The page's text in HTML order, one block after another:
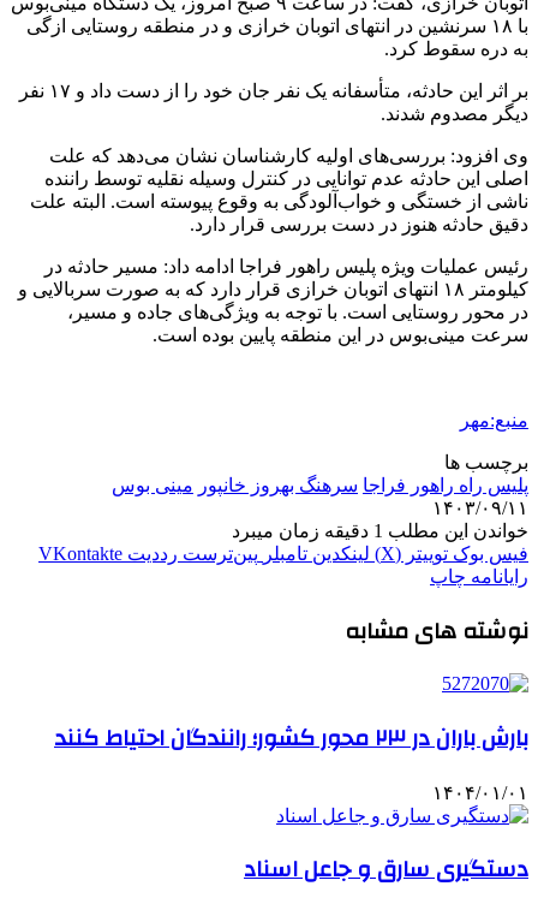
با ۱۸ سرنشین در انتهای اتوبان خرازی و در منطقه روستایی
ازگی
به دره سقوط کرد.
بر اثر این حادثه، متأسفانه یک نفر جان خود را از دست داد و ۱۷ نفر
دیگر مصدوم شدند.
وی افزود: بررسی‌های اولیه کارشناسان نشان می‌دهد که علت
اصلی این حادثه عدم توانایی در کنترل وسیله نقلیه توسط راننده
ناشی از خستگی و خواب‌آلودگی به وقوع پیوسته است. البته علت
دقیق حادثه هنوز در دست بررسی قرار دارد.
رئیس عملیات ویژه پلیس راهور فراجا ادامه داد: مسیر حادثه در
کیلومتر ۱۸ انتهای اتوبان خرازی قرار دارد که به صورت سربالایی و
در محور روستایی است. با توجه به ویژگی‌های جاده و مسیر،
سرعت مینی‌بوس در این منطقه پایین بوده است.
منبع:مهر
برچسب ها
پلیس راه راهور فراجا سرهنگ بهروز خانپور مینی بوس
۱۴۰۳/۰۹/۱۱
خواندن این مطلب 1 دقیقه زمان میبرد
فیس بوک توییتر (X) لینکدین ‫تامبلر ‫پین‌ترست ‫رددیت ‫VKontakte
رایانامه چاپ
نوشته های مشابه
بارش باران در ۲۳ محور کشور؛ رانندگان احتیاط کنند
۱۴۰۴/۰۱/۰۱
دستگیری سارق و جاعل اسناد